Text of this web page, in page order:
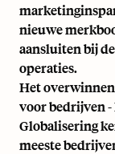
nieuwe
aansluiten bij
operaties.
Het
voor bedrijven -
Globalisering
meeste